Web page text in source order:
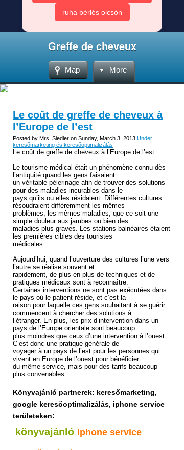
ruha bérlés olcsón
Greffe de cheveux
Map More
Le coût de greffe de cheveux à
l’Europe de l’est
Posted by Mrs. Siedler on Sunday, March 3, 2013 Under:
keresőmarketing és keresőoptimalizálás
Le coût de greffe de cheveux à l’Europe de l’est
Le tourisme médical était un phénomène connu dès
l’antiquité quand les gens faisaient
un véritable pèlerinage afin de trouver des solutions
pour des maladies incurables dans le
pays qu’ils ou elles résidaient. Différentes cultures
résoudraient différemment les mêmes
problèmes, les mêmes maladies, que ce soit une
simple douleur aux jambes ou bien des
maladies plus graves. Les stations balnéaires étaient
les premières cibles des touristes
médicales.
Aujourd’hui, quand l’ouverture des cultures l’une vers
l’autre se réalise souvent et
rapidement, de plus en plus de techniques et de
pratiques médicaux sont à reconnaître.
Certaines interventions ne sont pas exécutées dans
le pays où le patient réside, et c’est la
raison pour laquelle ces gens souhaitant à se guérir
commencent à chercher des solutions à
l’étranger. En plus, les prix d’intervention dans un
pays de l’Europe orientale sont beaucoup
plus moindres que ceux d’une intervention à l’ouest.
C’est donc une pratique générale de
voyager à un pays de l’est pour les personnes qui
vivent en Europe de l’ouest pour bénéficier
du même service, mais pour des tarifs beaucoup
plus convenables.
Könyvajánló partnerek: keresőmarketing,
google keresőoptimalizálás, iphone service
területeken:
könyvajánló iphone service